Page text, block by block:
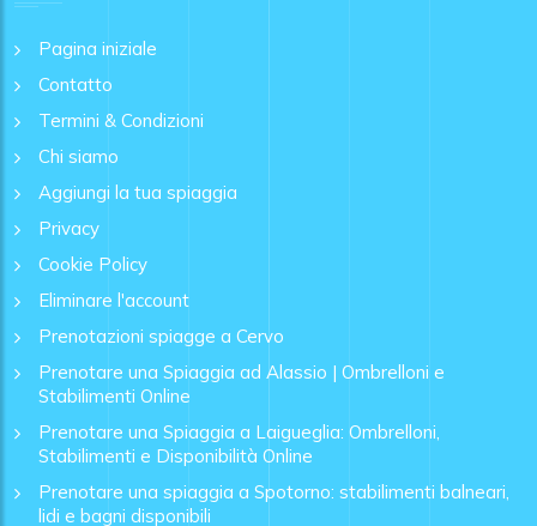
Pagina iniziale
Contatto
Termini & Condizioni
Chi siamo
Aggiungi la tua spiaggia
Privacy
Cookie Policy
Eliminare l'account
Prenotazioni spiagge a Cervo
Prenotare una Spiaggia ad Alassio | Ombrelloni e
Stabilimenti Online
Prenotare una Spiaggia a Laigueglia: Ombrelloni,
Stabilimenti e Disponibilità Online
Prenotare una spiaggia a Spotorno: stabilimenti balneari,
lidi e bagni disponibili